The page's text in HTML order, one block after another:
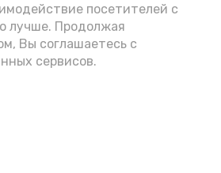
посетителей с
лучше. Продолжая
Вы соглашаетесь с
сервисов.